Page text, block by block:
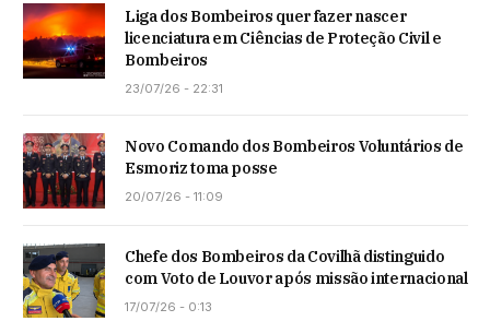
Liga dos Bombeiros quer fazer nascer
licenciatura em Ciências de Proteção Civil e
Bombeiros
23/07/26 - 22:31
Novo Comando dos Bombeiros Voluntários de
Esmoriz toma posse
20/07/26 - 11:09
Chefe dos Bombeiros da Covilhã distinguido
com Voto de Louvor após missão internacional
17/07/26 - 0:13